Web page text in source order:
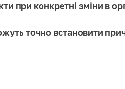
при конкретні зміни в
точно встановити